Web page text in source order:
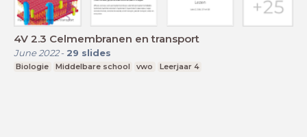
4V 2.3 Celmembranen en transport
June 2022- 29 slides
Biologie Middelbare school vwo Leerjaar 4